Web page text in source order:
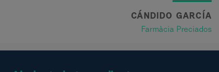
CÁNDIDO GARCÍA
Farmàcia Preciados